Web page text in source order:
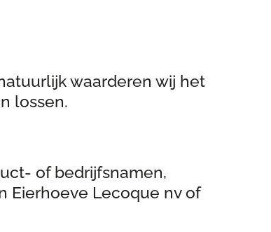
waarderen wij het
lossen.
of bedrijfsnamen,
Eierhoeve Lecoque nv of